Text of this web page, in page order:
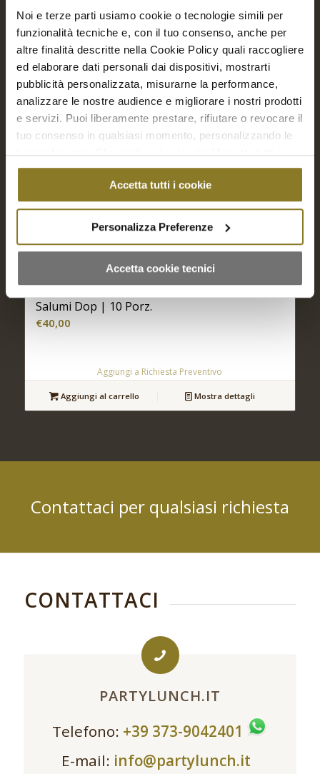
Noi e terze parti usiamo cookie o tecnologie simili per
funzionalità tecniche e, con il tuo consenso, anche per
altre finalità descritte nella Cookie Policy quali raccogliere
ed elaborare dati personali dai dispositivi, mostrarti
pubblicità personalizzata, misurarne la performance,
analizzare le nostre audience e migliorare i nostri prodotti
e servizi. Puoi liberamente prestare, rifiutare o revocare il
tuo consenso in qualsiasi momento, personalizzando le
tue preferenze. Cliccando sul pulsante "Accetta tutti i
cookie" acconsenti all'uso di tali tecnologie per tutte le
finalità indicate. Cliccando sul pulsante "Accetta cookie
tecnici" acconsenti all'uso dei soli cookie tecnici.
Accetta tutti i cookie
Personalizza Preferenze
Accetta cookie tecnici
Salumi Dop | 10 Porz.
€40,00
Aggiungi a Richiesta Preventivo
Aggiungi al carrello Mostra dettagli
Contattaci per qualsiasi richiesta
CONTATTACI
PARTYLUNCH.IT
Telefono: +39 373-9042401
E-mail: info@partylunch.it